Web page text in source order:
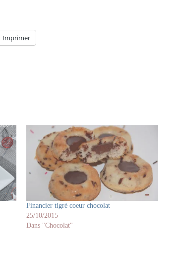
Imprimer
Financier tigré coeur chocolat
25/10/2015
Dans "Chocolat"